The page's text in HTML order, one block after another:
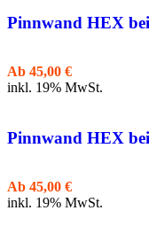
Pinnwand HEX
Ab 45,00 €
inkl. 19% MwSt.
Pinnwand HEX
Ab 45,00 €
inkl. 19% MwSt.